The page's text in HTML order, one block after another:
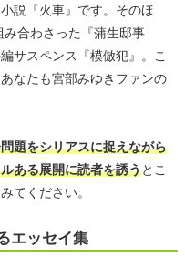
説『火車』です。そのほ
合わさった『蒲生邸事
サスペンス『模倣犯』。こ
なたも宮部みゆきファンの
題をシリアスに捉えながら
ある展開に読者を誘うとこ
てください。
エッセイ集